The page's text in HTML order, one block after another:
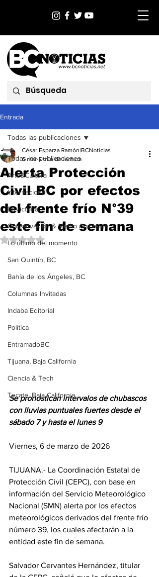
Entrada
Todas las publicaciones
Arte&Cultura
Internacional
EnVictoria
Conservación & Medio Ambiente
Lo último del momento
San Quintín, BC
Bahía de los Ángeles, BC
Columnas Invitadas
Indaba Editorial
Política
EntramadoBC
Tijuana, Baja California
Ciencia & Tech
Tecate, Baja California
Todas las publicaciones
Alerta Protección
Civil BC por efectos
del frente frío N°39
este fin de semana
César Esparza Ramón|BCNoticias
6 mar 2 min de lectura
Obtuvo NaN de 5 estrellas.
Se pronostican intervalos de chubascos
con lluvias puntuales fuertes desde el
sábado 7 y hasta el lunes 9
Viernes, 6 de marzo de 2026
TIJUANA.- La Coordinación Estatal de
Protección Civil (CEPC), con base en
información del Servicio Meteorológico
Nacional (SMN) alerta por los efectos
meteorológicos derivados del frente frío
número 39, los cuales afectarán a la
entidad este fin de semana.
Salvador Cervantes Hernández, titular